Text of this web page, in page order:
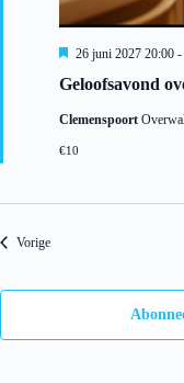
Geloofsavond
U
t
e
i
26 juni 2027 20:00 -
Clemenspoort
€10
VorigeEvenementen